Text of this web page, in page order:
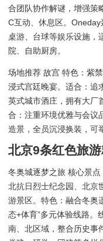
合团队协作解谜，增强策
C互动、休息区。Oneday
桌游、台球等娱乐设施，
院、自助厨房。
场地推荐 故宫 特色：紫
浸式宫廷晚宴。适合：追
英式城市酒庄，拥有大厂
合：注重环境优雅与会议
造景，全员沉浸换装，可
北京9条红色旅
冬奥城逐梦之旅 核心景
北抗日烈士纪念园、北京
游景区。特色：融合冬奥
态+体育”多元体验线路。
南、北区域，整合历史事